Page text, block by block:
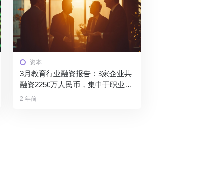
资本
3月教育行业融资报告：3家企业共
融资2250万人民币，集中于职业教
育赛道
2 年前